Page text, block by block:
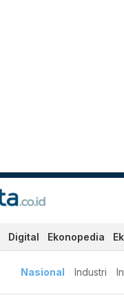
Digital Ekonopedia
Nasional Industri